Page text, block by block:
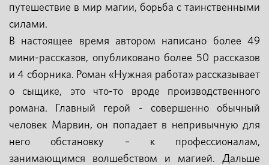
путешествие в мир магии, борьба с таинственными
силами.
В настоящее время автором написано более 49
мини-рассказов, опубликовано более 50 рассказов
и 4 сборника. Роман «Нужная работа» рассказывает
о сыщике, это что-то вроде производственного
романа. Главный герой - совершенно обычный
человек Марвин, он попадает в непривычную для
него обстановку – к профессионалам,
занимающимся волшебством и магией. Дальше